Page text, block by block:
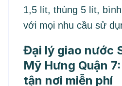
1,5 lít, thùng 5 lít,
với mọi nhu cầu sử
Đại lý giao nước
Mỹ Hưng Quận
tận nơi miễn phí